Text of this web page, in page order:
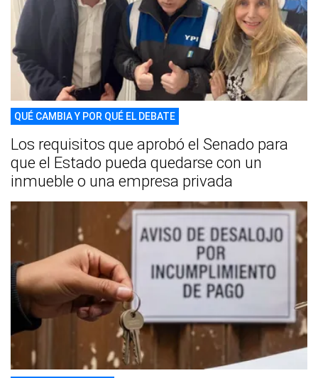
QUÉ CAMBIA Y POR QUÉ EL DEBATE
Los requisitos que aprobó el Senado para
que el Estado pueda quedarse con un
inmueble o una empresa privada